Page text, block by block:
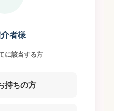
者様
に該当する方
持ちの方